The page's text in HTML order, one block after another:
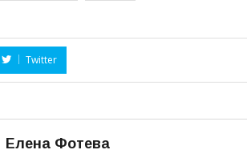
Twitter
Елена Фотева